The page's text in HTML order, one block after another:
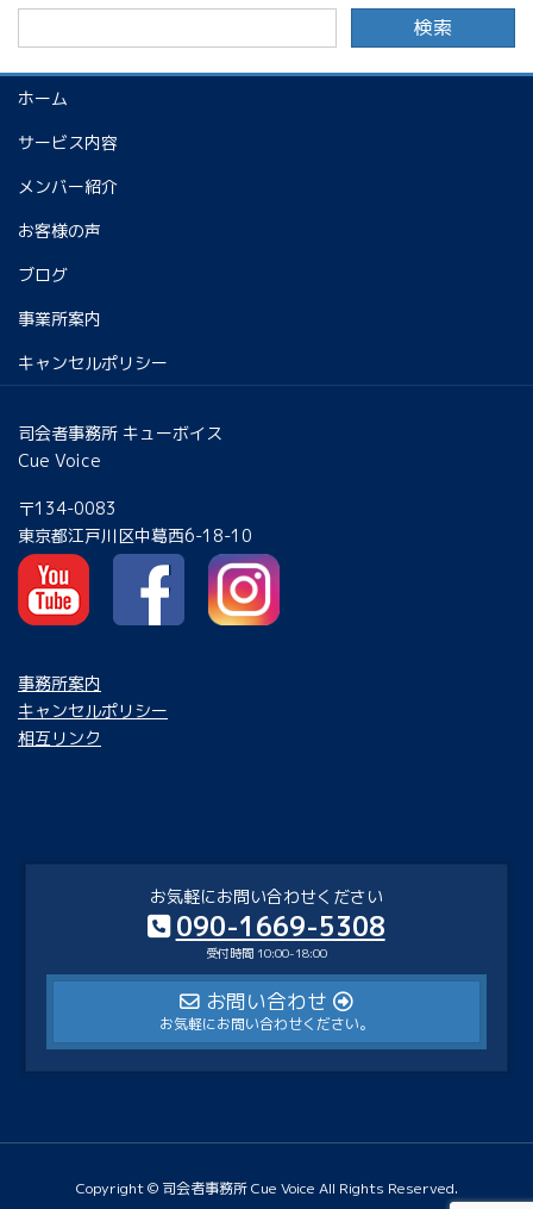
イ
ホーム
サービス内容
メンバー紹介
お客様の声
ブログ
事業所案内
キャンセルポリシー
司会者事務所 キューボイス
Cue Voice
〒134-0083
東京都江戸川区中葛西6-18-10
事務所案内
キャンセルポリシー
相互リンク
お気軽にお問い合わせください
090-1669-5308
受付時間 10:00-18:00
お問い合わせ
お気軽にお問い合わせください。
Copyright © 司会者事務所 Cue Voice All Rights Reserved.